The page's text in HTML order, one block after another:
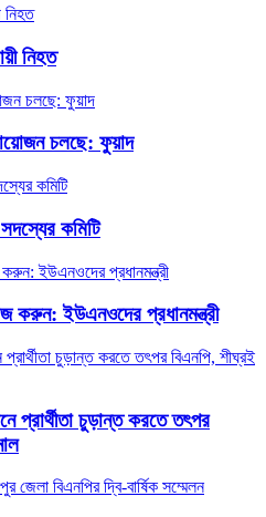
নিহত
চলছে: ফুয়াদ
কমিটি
করুন: ইউএনওদের প্রধানমন্ত্রী
প্রার্থীতা চুড়ান্ত করতে তৎপর